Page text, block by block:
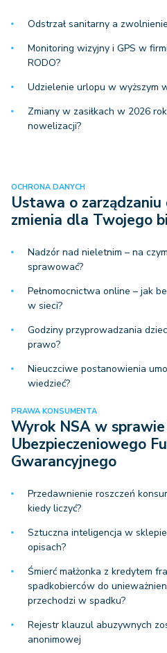
Odstrzał sanitarny a
Monitoring wizyjny i GPS w
RODO?
Udzielenie urlopu w wyższym
Zmiany w zasiłkach w 2026
nowelizacji?
OCHRONA DANYCH
Ustawa o zarządzaniu
zmienia dla Twojego
Nadzór nad nieletnim – na
sprawować?
Pełnomocnictwa online – jak
w sieci?
Godziny przyprowadzania
prawo?
Nieuczciwe postanowienia
wiedzieć?
PRAWA KONSUMENTA
Wyrok NSA w
Ubezpieczeniowego
Gwarancyjnego
Przedawnienie roszczeń
kiedy liczyć?
Sztuczna inteligencja w
opisach?
Śmierć małżonka z kredytem
spadkobierców do
przechodzi w spadku?
Rejestr klauzul abuzywnych
anonimowej